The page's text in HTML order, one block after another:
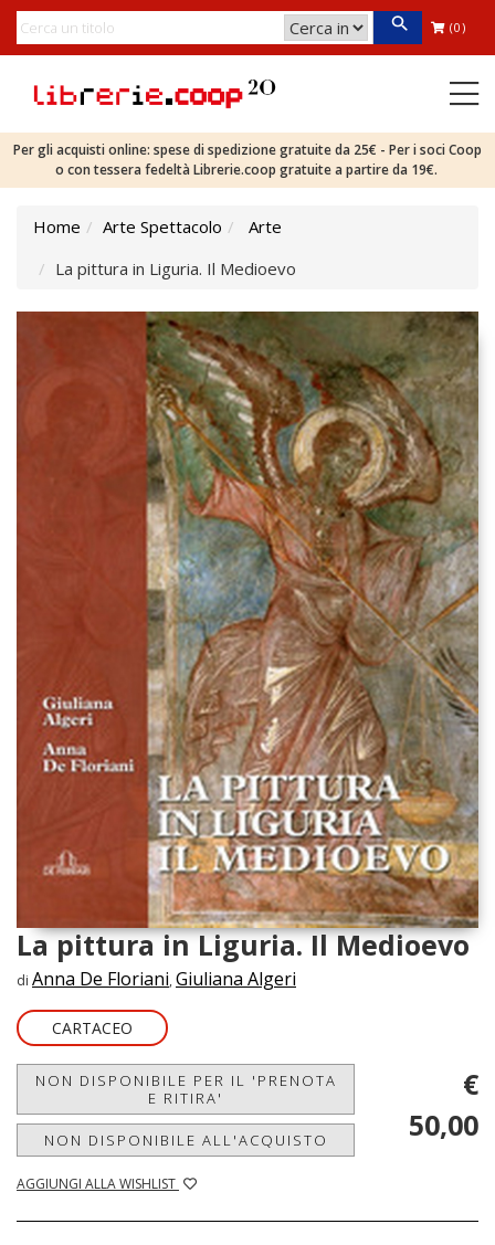
(0)
Per gli acquisti online: spese di spedizione gratuite da 25€ - Per i soci Coop
o con tessera fedeltà Librerie.coop gratuite a partire da 19€.
Home Arte Spettacolo
Arte
La pittura in Liguria. Il Medioevo
La pittura in Liguria. Il Medioevo
di Anna De Floriani, Giuliana Algeri
CARTACEO
NON DISPONIBILE PER IL 'PRENOTA
E RITIRA'
NON DISPONIBILE ALL'ACQUISTO
AGGIUNGI ALLA WISHLIST
€
50,00